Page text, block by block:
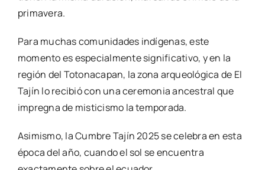
primavera.
Para muchas comunidades indígenas, este
momento es especialmente significativo, y en la
región del Totonacapan, la zona arqueológica de El
Tajín lo recibió con una ceremonia ancestral que
impregna de misticismo la temporada.
Asimismo, la Cumbre Tajín 2025 se celebra en esta
época del año, cuando el sol se encuentra